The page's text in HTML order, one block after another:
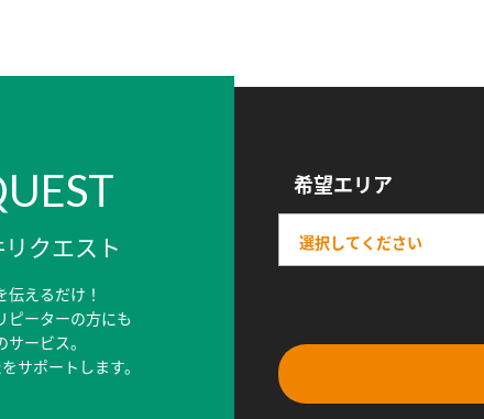
クエスト
伝えるだけ！
ピーターの方にも
ービス。
サポートします。
希望エリア